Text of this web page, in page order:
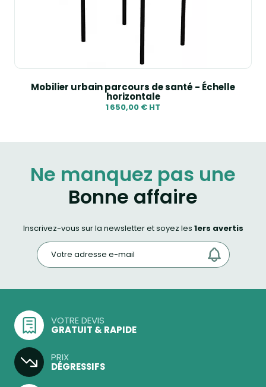
Mobilier urbain parcours de santé - Échelle
horizontale
1 650,00 € HT
Ne manquez pas une
Bonne affaire
Inscrivez-vous sur la newsletter et soyez les 1ers avertis
VOTRE DEVIS
GRATUIT & RAPIDE
PRIX
DÉGRESSIFS